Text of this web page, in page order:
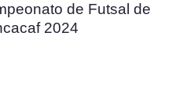
de Futsal de
2024